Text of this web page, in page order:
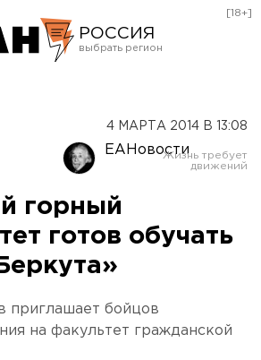
РОССИЯ
Оренбург
[18+]
4 МАРТА 2014 В 13:08
ЕАНовости
горный
готов обучать
приглашает бойцов
на факультет гражданской